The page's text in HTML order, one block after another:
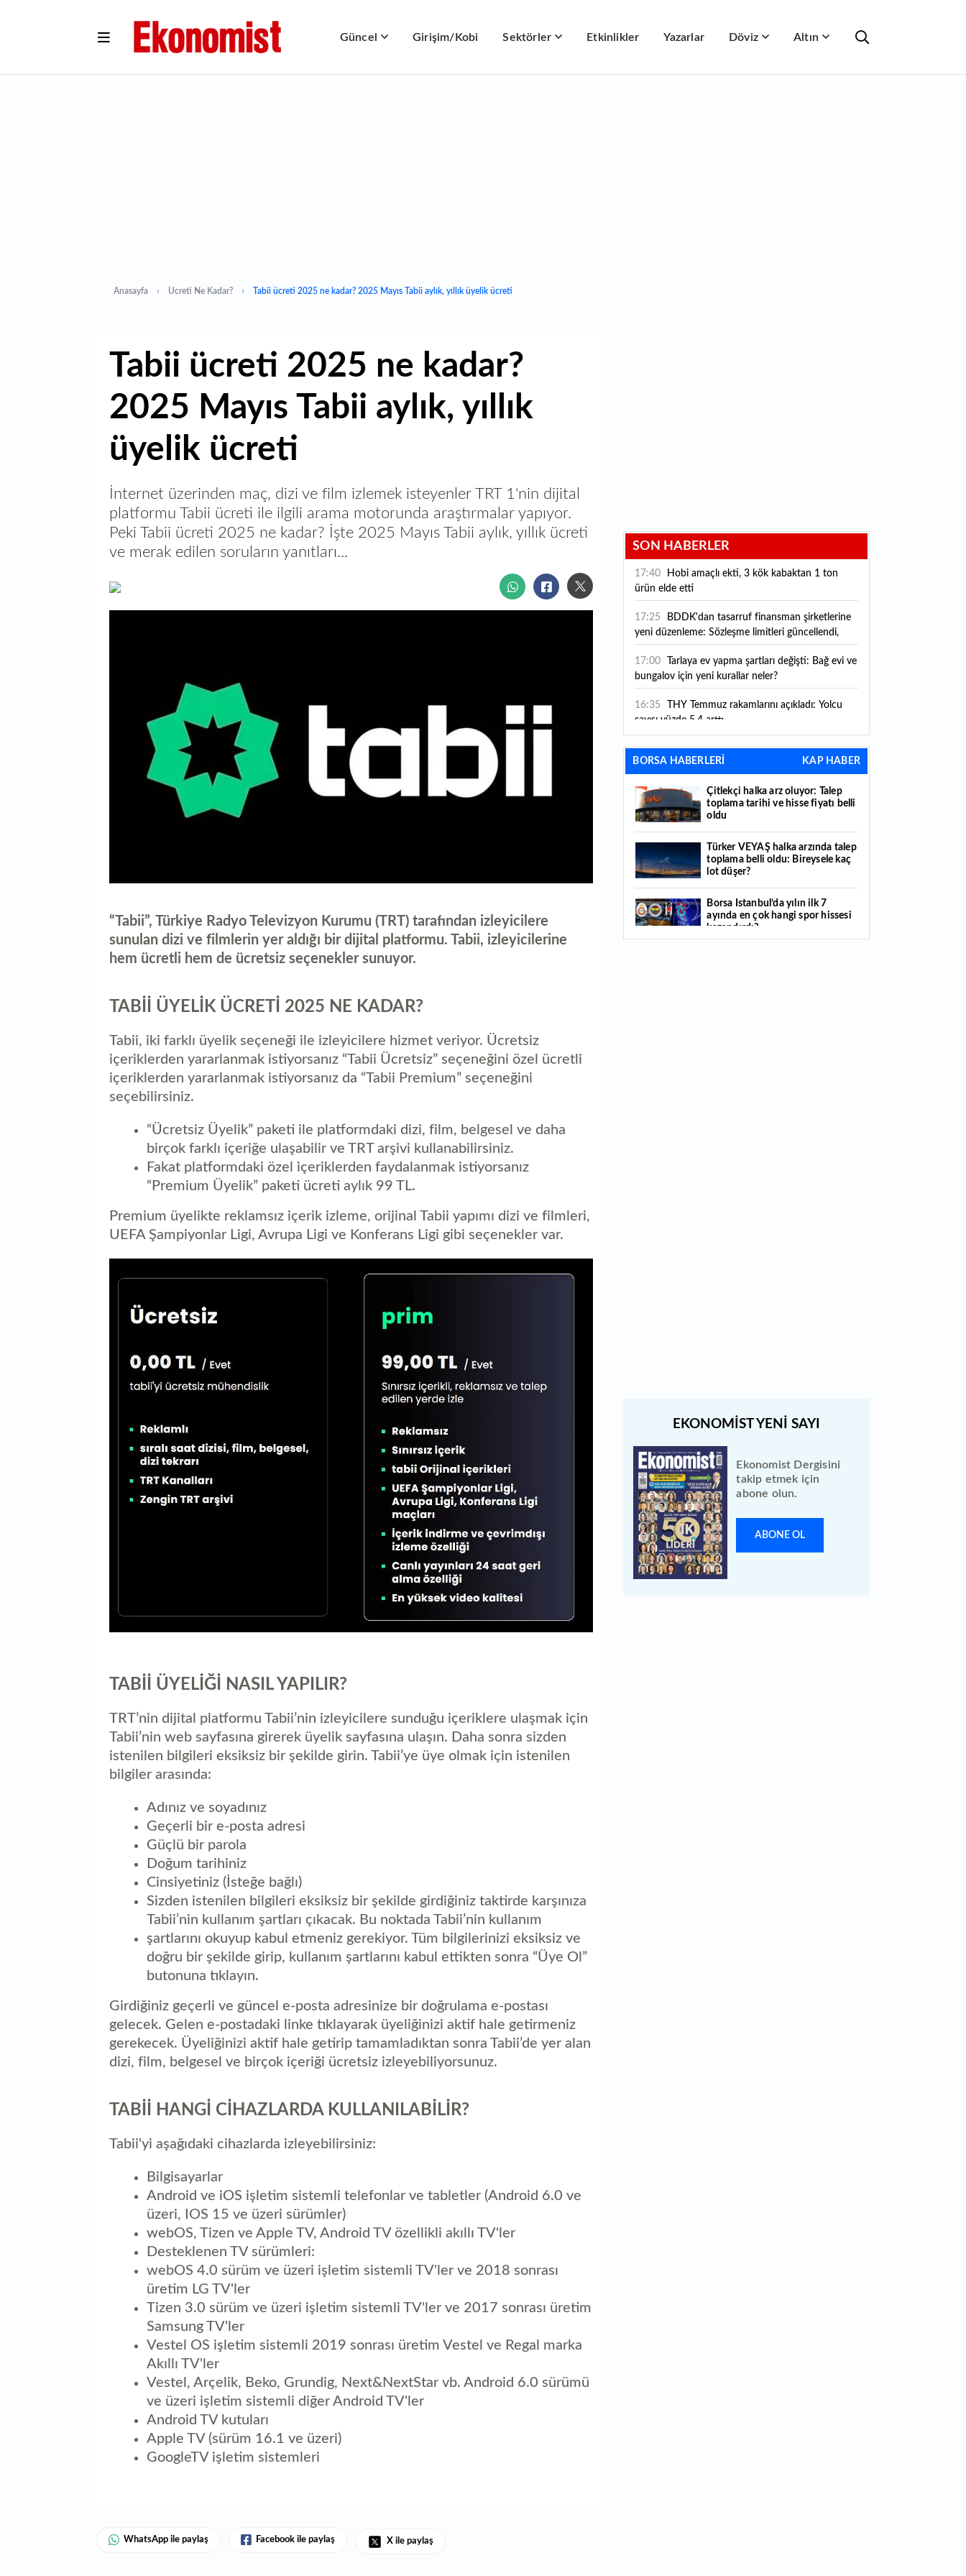
Güncel Girişim/Kobi Sektörler Etkinlikler Yazarlar Döviz Altın
Anasayfa Ücreti Ne Kadar? Tabii ücreti 2025 ne kadar? 2025 Mayıs Tabii aylık, yıllık üyelik ücreti
Tabii ücreti 2025 ne kadar?
2025 Mayıs Tabii aylık, yıllık
üyelik ücreti
İnternet üzerinden maç, dizi ve film izlemek isteyenler TRT 1'nin dijital
platformu Tabii ücreti ile ilgili arama motorunda araştırmalar yapıyor.
Peki Tabii ücreti 2025 ne kadar? İşte 2025 Mayıs Tabii aylık, yıllık ücreti
ve merak edilen soruların yanıtları...
“Tabii”, Türkiye Radyo Televizyon Kurumu (TRT) tarafından izleyicilere
sunulan dizi ve filmlerin yer aldığı bir dijital platformu. Tabii, izleyicilerine
hem ücretli hem de ücretsiz seçenekler sunuyor.
TABİİ ÜYELİK ÜCRETİ 2025 NE KADAR?
Tabii, iki farklı üyelik seçeneği ile izleyicilere hizmet veriyor. Ücretsiz
içeriklerden yararlanmak istiyorsanız “Tabii Ücretsiz” seçeneğini özel ücretli
içeriklerden yararlanmak istiyorsanız da “Tabii Premium” seçeneğini
seçebilirsiniz.
“Ücretsiz Üyelik” paketi ile platformdaki dizi, film, belgesel ve daha
birçok farklı içeriğe ulaşabilir ve TRT arşivi kullanabilirsiniz.
Fakat platformdaki özel içeriklerden faydalanmak istiyorsanız
“Premium Üyelik” paketi ücreti aylık 99 TL.
Premium üyelikte reklamsız içerik izleme, orijinal Tabii yapımı dizi ve filmleri,
UEFA Şampiyonlar Ligi, Avrupa Ligi ve Konferans Ligi gibi seçenekler var.
TABİİ ÜYELİĞİ NASIL YAPILIR?
TRT’nin dijital platformu Tabii’nin izleyicilere sunduğu içeriklere ulaşmak için
Tabii’nin web sayfasına girerek üyelik sayfasına ulaşın. Daha sonra sizden
istenilen bilgileri eksiksiz bir şekilde girin. Tabii’ye üye olmak için istenilen
bilgiler arasında:
Adınız ve soyadınız
Geçerli bir e-posta adresi
Güçlü bir parola
Doğum tarihiniz
Cinsiyetiniz (İsteğe bağlı)
Sizden istenilen bilgileri eksiksiz bir şekilde girdiğiniz taktirde karşınıza
Tabii’nin kullanım şartları çıkacak. Bu noktada Tabii’nin kullanım
şartlarını okuyup kabul etmeniz gerekiyor. Tüm bilgilerinizi eksiksiz ve
doğru bir şekilde girip, kullanım şartlarını kabul ettikten sonra “Üye Ol”
butonuna tıklayın.
Girdiğiniz geçerli ve güncel e-posta adresinize bir doğrulama e-postası
gelecek. Gelen e-postadaki linke tıklayarak üyeliğinizi aktif hale getirmeniz
gerekecek. Üyeliğinizi aktif hale getirip tamamladıktan sonra Tabii’de yer alan
dizi, film, belgesel ve birçok içeriği ücretsiz izleyebiliyorsunuz.
TABİİ HANGİ CİHAZLARDA KULLANILABİLİR?
Tabii'yi aşağıdaki cihazlarda izleyebilirsiniz:
Bilgisayarlar
Android ve iOS işletim sistemli telefonlar ve tabletler (Android 6.0 ve
üzeri, IOS 15 ve üzeri sürümler)
webOS, Tizen ve Apple TV, Android TV özellikli akıllı TV'ler
Desteklenen TV sürümleri:
webOS 4.0 sürüm ve üzeri işletim sistemli TV'ler ve 2018 sonrası
üretim LG TV'ler
Tizen 3.0 sürüm ve üzeri işletim sistemli TV'ler ve 2017 sonrası üretim
Samsung TV'ler
Vestel OS işletim sistemli 2019 sonrası üretim Vestel ve Regal marka
Akıllı TV'ler
Vestel, Arçelik, Beko, Grundig, Next&NextStar vb. Android 6.0 sürümü
ve üzeri işletim sistemli diğer Android TV'ler
Android TV kutuları
Apple TV (sürüm 16.1 ve üzeri)
GoogleTV işletim sistemleri
WhatsApp ile paylaş Facebook ile paylaş X ile paylaş
SON HABERLER
17:40
ürün elde etti
17:25
yeni düzenleme: Sözleşme limitleri güncellendi,
yeni kurallar yürürlüğe girdi
17:00
bungalov için yeni kurallar neler?
16:35
sayısı yüzde 5,4 arttı
16:27 Piyasaların beklediği veri geldi: ABD tarım
dışı istihdam rakamları açıklandı
16:24 Çitlekçi halka arz oluyor: Talep toplama
tarihi ve hisse fiyatı belli oldu
yapmak istediğini savundu
16:04 Boğaz’ın kıtaları birleştiren ruhu Memorial
16:01 Hafta sonu hava nasıl olacak?
BORSA HABERLERİ KAP HABER
Çitlekçi halka arz oluyor: Talep
toplama tarihi ve hisse fiyatı belli
oldu
Türker VEYAŞ halka arzında talep
toplama belli oldu: Bireysele kaç
lot düşer?
Borsa İstanbul’da yılın ilk 7
ayında en çok hangi spor hissesi
kazandırdı?
Ekonomist Dergisini
takip etmek için
abone olun.
ABONE OL